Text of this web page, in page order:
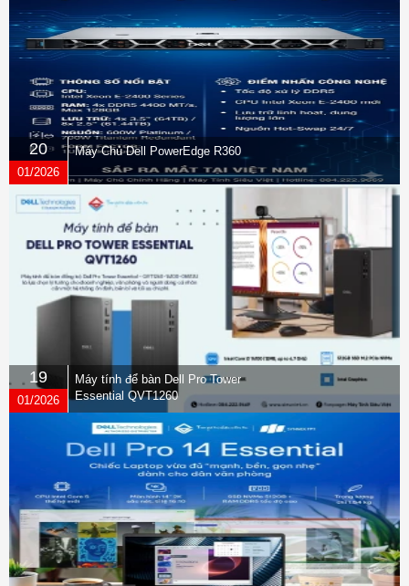
20
01/2026
Máy Chủ Dell PowerEdge R360
19
01/2026
Máy tính để bàn Dell Pro Tower
Essential QVT1260